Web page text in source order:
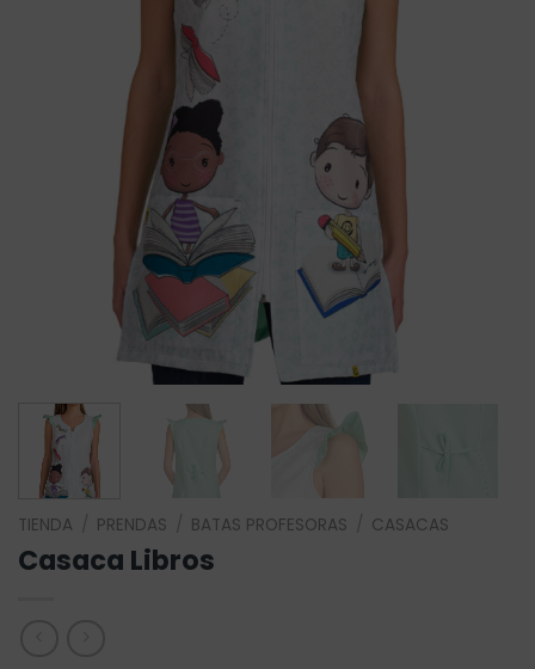
TIENDA PRENDAS BATAS PROFESORAS CASACAS
Casaca Libros